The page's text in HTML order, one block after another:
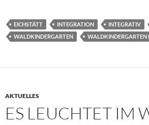
EICHSTÄTT INTEGRATION INTEGRATIV
WALDKINDERGARTEN
WALDKINDERGARTEN
AKTUELLES
ES LEUCHTET IM